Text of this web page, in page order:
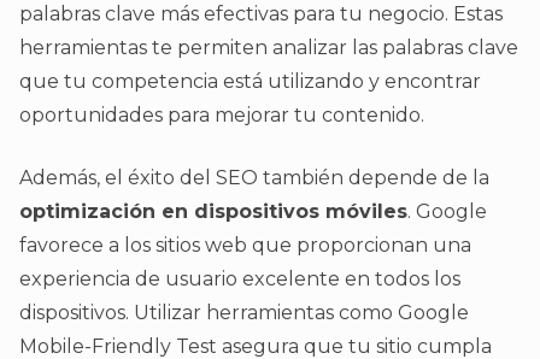
palabras clave más efectivas para tu negocio. Estas
herramientas te permiten analizar las palabras clave
que tu competencia está utilizando y encontrar
oportunidades para mejorar tu contenido.
Además, el éxito del SEO también depende de la
optimización en dispositivos móviles. Google
favorece a los sitios web que proporcionan una
experiencia de usuario excelente en todos los
dispositivos. Utilizar herramientas como Google
Mobile-Friendly Test asegura que tu sitio cumpla